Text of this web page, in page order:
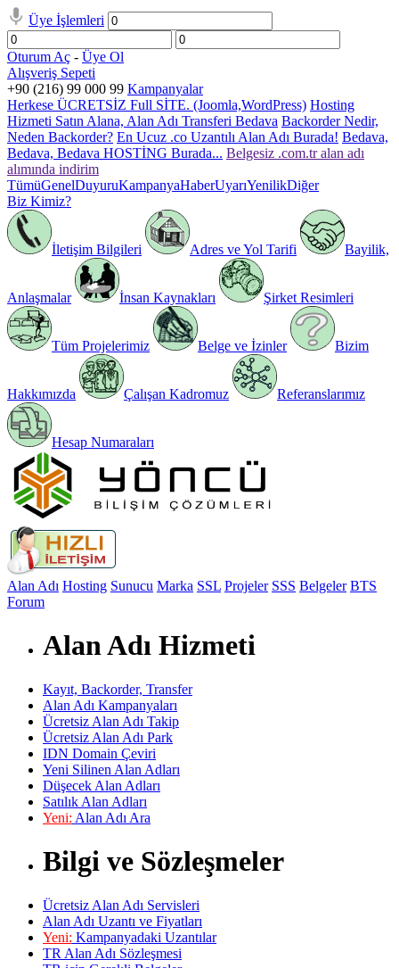
Üye İşlemleri
Oturum Aç - Üye Ol
Alışveriş Sepeti
+90 (216) 99 000 99 Kampanyalar
Herkese ÜCRETSİZ Full SİTE. (Joomla,WordPress) Hosting
Hizmeti Satın Alana, Alan Adı Transferi Bedava Backorder Nedir,
Neden Backorder? En Ucuz .co Uzantılı Alan Adı Burada! Bedava,
Bedava, Bedava HOSTİNG Burada... Belgesiz .com.tr alan adı
alımında indirim
TümüGenelDuyuruKampanyaHaberUyarıYenilikDiğer
Biz Kimiz?
İletişim Bilgileri Adres ve Yol Tarifi Bayilik,
Anlaşmalar İnsan Kaynakları Şirket Resimleri
Tüm Projelerimiz Belge ve İzinler Bizim
Hakkımızda Çalışan Kadromuz Referanslarımız
Hesap Numaraları
Alan Adı Hosting Sunucu Marka SSL Projeler SSS Belgeler BTS
Forum
Alan Adı Hizmeti
Kayıt, Backorder, Transfer
Alan Adı Kampanyaları
Ücretsiz Alan Adı Takip
Ücretsiz Alan Adı Park
IDN Domain Çeviri
Yeni Silinen Alan Adları
Düşecek Alan Adları
Satılık Alan Adları
Yeni: Alan Adı Ara
Bilgi ve Sözleşmeler
Ücretsiz Alan Adı Servisleri
Alan Adı Uzantı ve Fiyatları
Yeni: Kampanyadaki Uzantılar
TR Alan Adı Sözleşmesi